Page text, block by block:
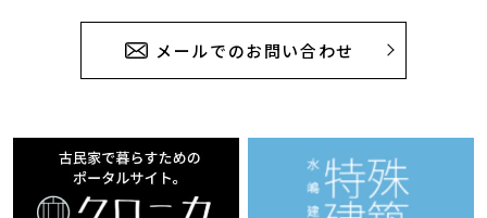
メールでのお問い合わせ